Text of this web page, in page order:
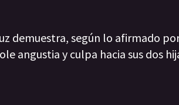
demuestra, según lo afirmado
angustia y culpa hacia sus dos